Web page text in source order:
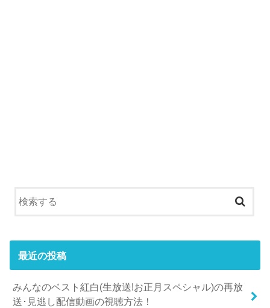
最近の投稿
みんなのベスト紅白(生放送!お正月スペシャル)の再放
送･見逃し配信動画の視聴方法！